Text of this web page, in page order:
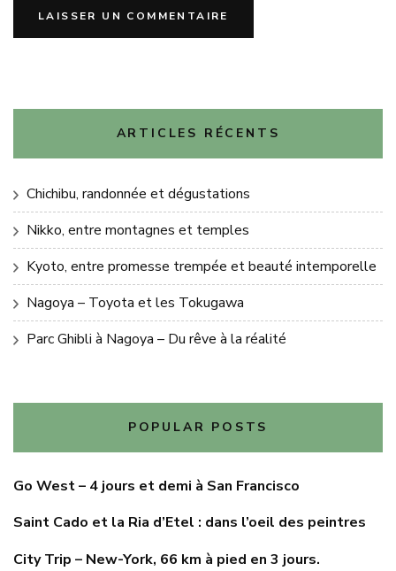
ARTICLES RÉCENTS
Chichibu, randonnée et dégustations
Nikko, entre montagnes et temples
Kyoto, entre promesse trempée et beauté intemporelle
Nagoya – Toyota et les Tokugawa
Parc Ghibli à Nagoya – Du rêve à la réalité
POPULAR POSTS
Go West – 4 jours et demi à San Francisco
Saint Cado et la Ria d’Etel : dans l’oeil des peintres
City Trip – New-York, 66 km à pied en 3 jours.